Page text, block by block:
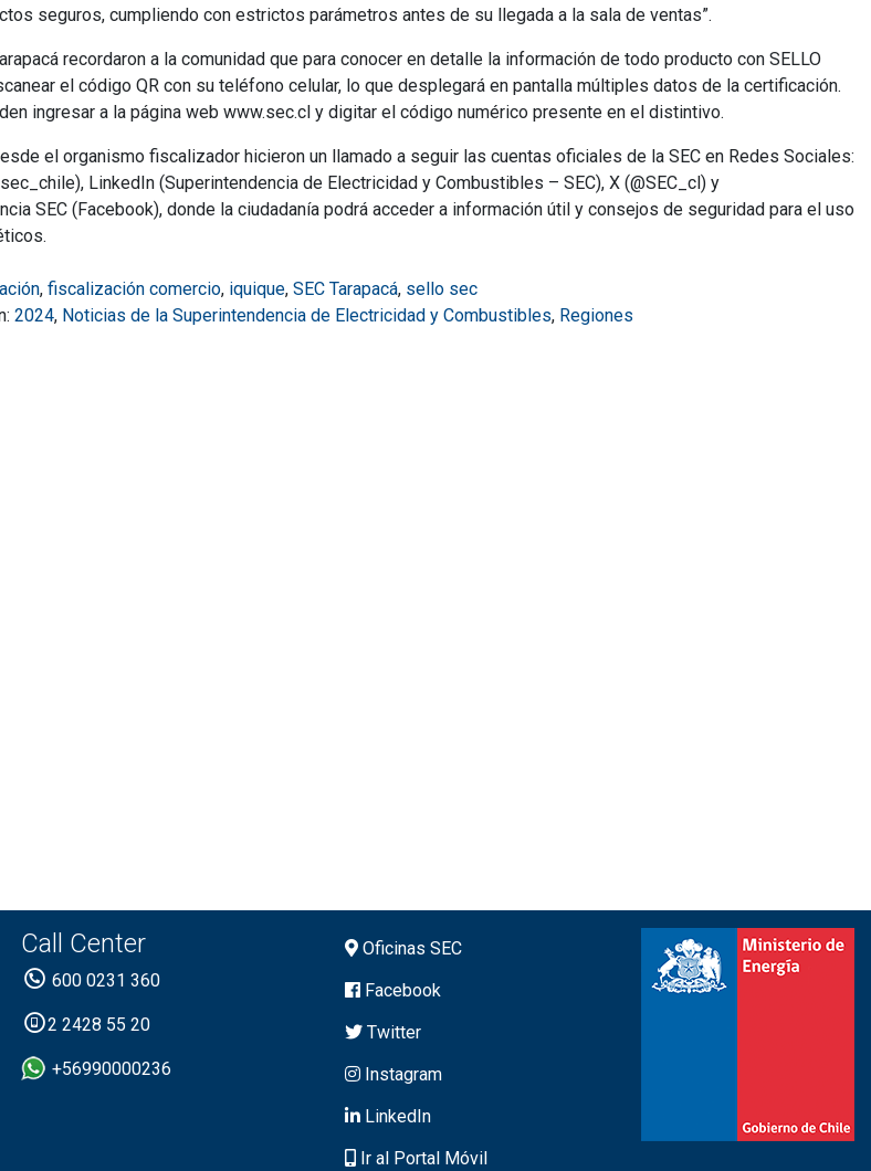
seguros, cumpliendo con estrictos parámetros antes de su llegada a la sala de ventas”.
recordaron a la comunidad que para conocer en detalle la información de todo producto con SELLO
el código QR con su teléfono celular, lo que desplegará en pantalla múltiples datos de la certificación.
ingresar a la página web www.sec.cl y digitar el código numérico presente en el distintivo.
el organismo fiscalizador hicieron un llamado a seguir las cuentas oficiales de la SEC en Redes Sociales:
LinkedIn (Superintendencia de Electricidad y Combustibles – SEC), X (@SEC_cl) y
SEC (Facebook), donde la ciudadanía podrá acceder a información útil y consejos de seguridad para el uso
, fiscalización comercio, iquique, SEC Tarapacá, sello sec
2024, Noticias de la Superintendencia de Electricidad y Combustibles, Regiones
Call Center
600 0231 360
2 2428 55 20
+56990000236
Oficinas SEC
Facebook
Twitter
Instagram
LinkedIn
Ir al Portal Móvil